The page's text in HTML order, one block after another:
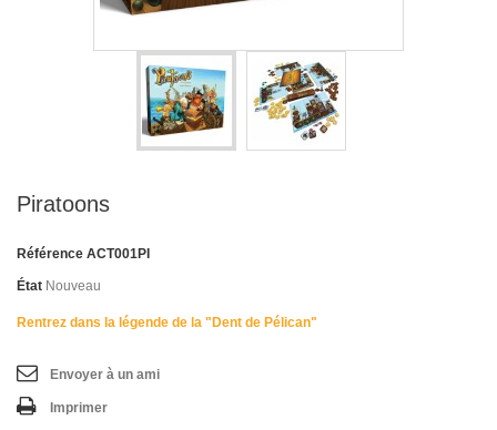
Piratoons
Référence ACT001PI
État Nouveau
Rentrez dans la légende de la "Dent de Pélican"
Envoyer à un ami
Imprimer